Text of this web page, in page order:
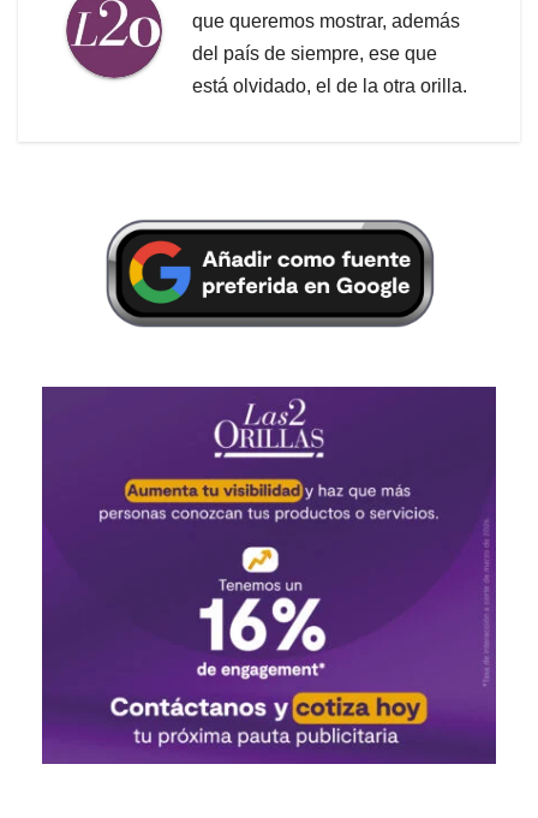
que queremos mostrar, además
del país de siempre, ese que
está olvidado, el de la otra orilla.